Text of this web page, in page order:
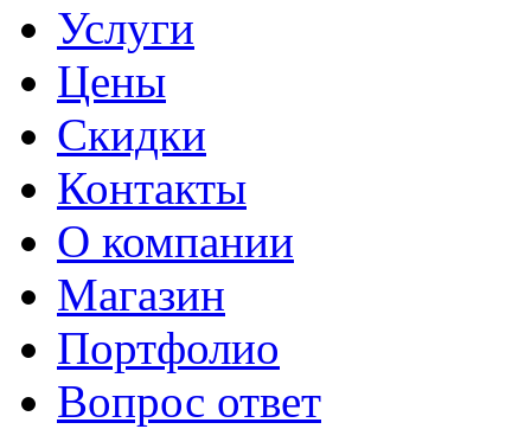
Услуги
Цены
Скидки
Контакты
О компании
Магазин
Портфолио
Вопрос ответ